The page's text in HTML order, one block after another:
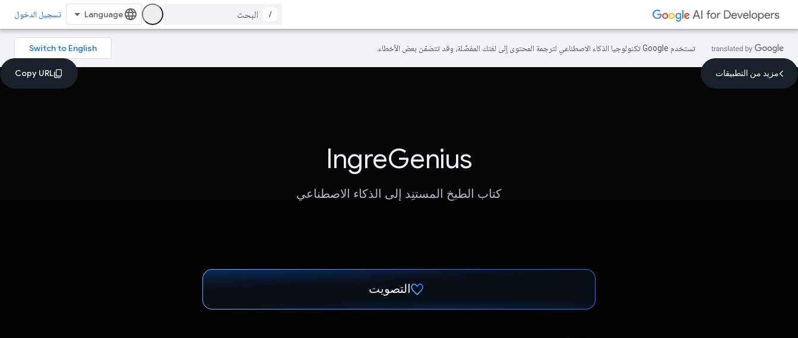
/ تسجيل الدخول
تستخدم Google تكنولوجيا الذكاء الاصطناعي لترجمة المحتوى إلى لغتك المفضّلة، وقد تتضمّن بعض الأخطاء.
مزيد من التطبيقات
IngreGenius
كتاب الطبخ المستنِد إلى الذكاء الاصطناعي
التصويت